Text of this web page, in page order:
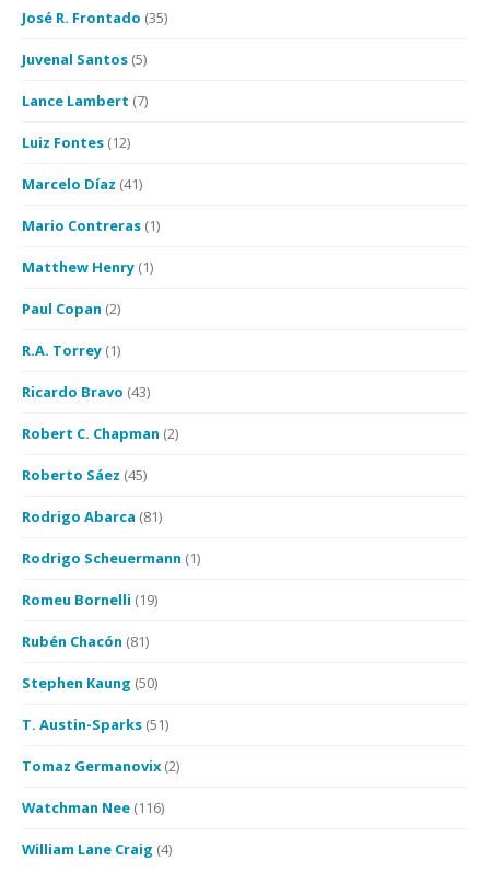
José R. Frontado (35)
Juvenal Santos (5)
Lance Lambert (7)
Luiz Fontes (12)
Marcelo Díaz (41)
Mario Contreras (1)
Matthew Henry (1)
Paul Copan (2)
R.A. Torrey (1)
Ricardo Bravo (43)
Robert C. Chapman (2)
Roberto Sáez (45)
Rodrigo Abarca (81)
Rodrigo Scheuermann (1)
Romeu Bornelli (19)
Rubén Chacón (81)
Stephen Kaung (50)
T. Austin-Sparks (51)
Tomaz Germanovix (2)
Watchman Nee (116)
William Lane Craig (4)